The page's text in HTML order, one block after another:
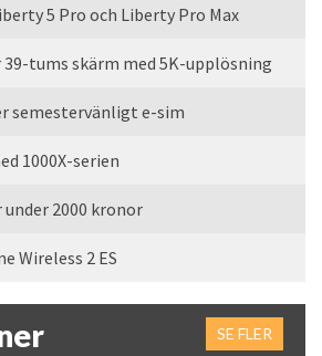
5 Pro och Liberty Pro Max
tums skärm med 5K-upplösning
semestervänligt e-sim
1000X-serien
2000 kronor
Wireless 2 ES
SE FLER